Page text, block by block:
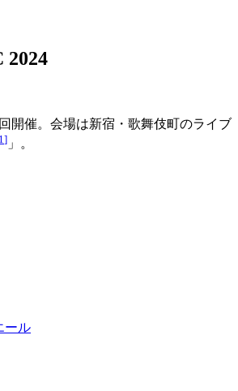
2024
開催。会場は新宿・歌舞伎町のライブ
1 ] 」。
ール